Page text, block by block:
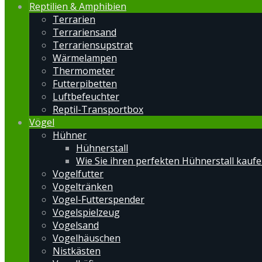
Reptilien & Amphibien
Terrarien
Terrariensand
Terrariensupstrat
Wärmelampen
Thermometer
Futterpibetten
Luftbefeuchter
Reptil-Transportbox
Vögel
Hühner
Hühnerstall
Wie Sie ihren perfekten Hühnerstall
Vogelfutter
Vogeltränken
Vogel-Futterspender
Vogelspielzeug
Vogelsand
Vogelhäuschen
Nistkästen